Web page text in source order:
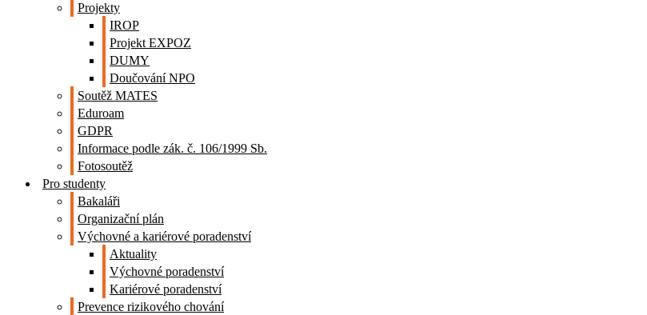
Projekty
IROP
Projekt EXPOZ
DUMY
Doučování NPO
Soutěž MATES
Eduroam
GDPR
Informace podle zák. č. 106/1999 Sb.
Fotosoutěž
Pro studenty
Bakaláři
Organizační plán
Výchovné a kariérové poradenství
Aktuality
Výchovné poradenství
Kariérové poradenství
Prevence rizikového chování